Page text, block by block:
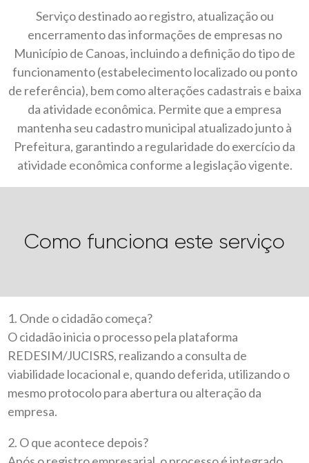
Serviço destinado ao registro, atualização ou
encerramento das informações de empresas no
Município de Canoas, incluindo a definição do tipo de
funcionamento (estabelecimento localizado ou ponto
de referência), bem como alterações cadastrais e baixa
da atividade econômica. Permite que a empresa
mantenha seu cadastro municipal atualizado junto à
Prefeitura, garantindo a regularidade do exercício da
atividade econômica conforme a legislação vigente.
Como funciona este serviço
1. Onde o cidadão começa?
O cidadão inicia o processo pela plataforma
REDESIM/JUCISRS, realizando a consulta de
viabilidade locacional e, quando deferida, utilizando o
mesmo protocolo para abertura ou alteração da
empresa.
2. O que acontece depois?